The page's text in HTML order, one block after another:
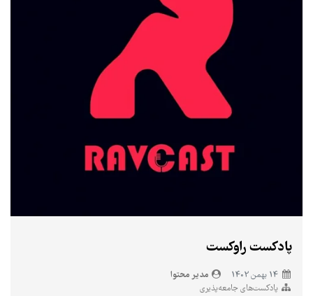
پادکست راوکست
مدیر محتوا
پادکست‌های جامعه‌پذیری